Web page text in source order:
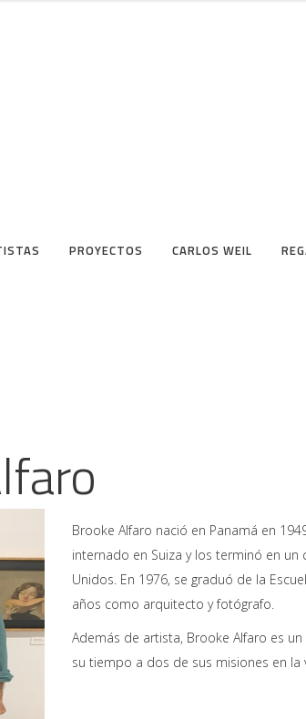
PROYECTOS CARLOS WEIL
Brooke Alfaro nació en Panamá en
internado en Suiza y los terminó en un
Unidos. En 1976, se graduó de la
años como arquitecto y fotógrafo.
Además de artista, Brooke Alfaro es
su tiempo a dos de sus misiones en